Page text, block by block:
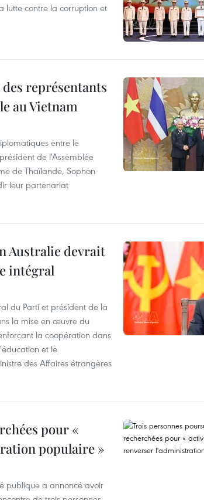
lutte contre la corruption et
représentants
au Vietnam
entre le
de l'Assemblée
de Thaïlande, Sophon
leur partenariat
Australie devrait
intégral
du Parti et président de la
la mise en œuvre du
la coopération dans
et le
des Affaires étrangères
pour «
populaire »
publique a annoncé avoir